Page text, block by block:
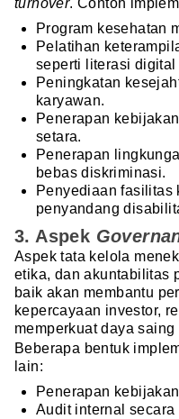
turnover. Contoh
Program kesehatan
Pelatihan
seperti literasi
Peningkatan
karyawan.
Penerapan
setara.
Penerapan
bebas diskriminasi.
Penyediaan fasilitas
penyandang
3. Aspek
Aspek tata kelola
etika, dan akuntabilitas
baik akan membantu
kepercayaan investor,
memperkuat daya
Beberapa bentuk
lain:
Penerapan kebijakan
Audit internal